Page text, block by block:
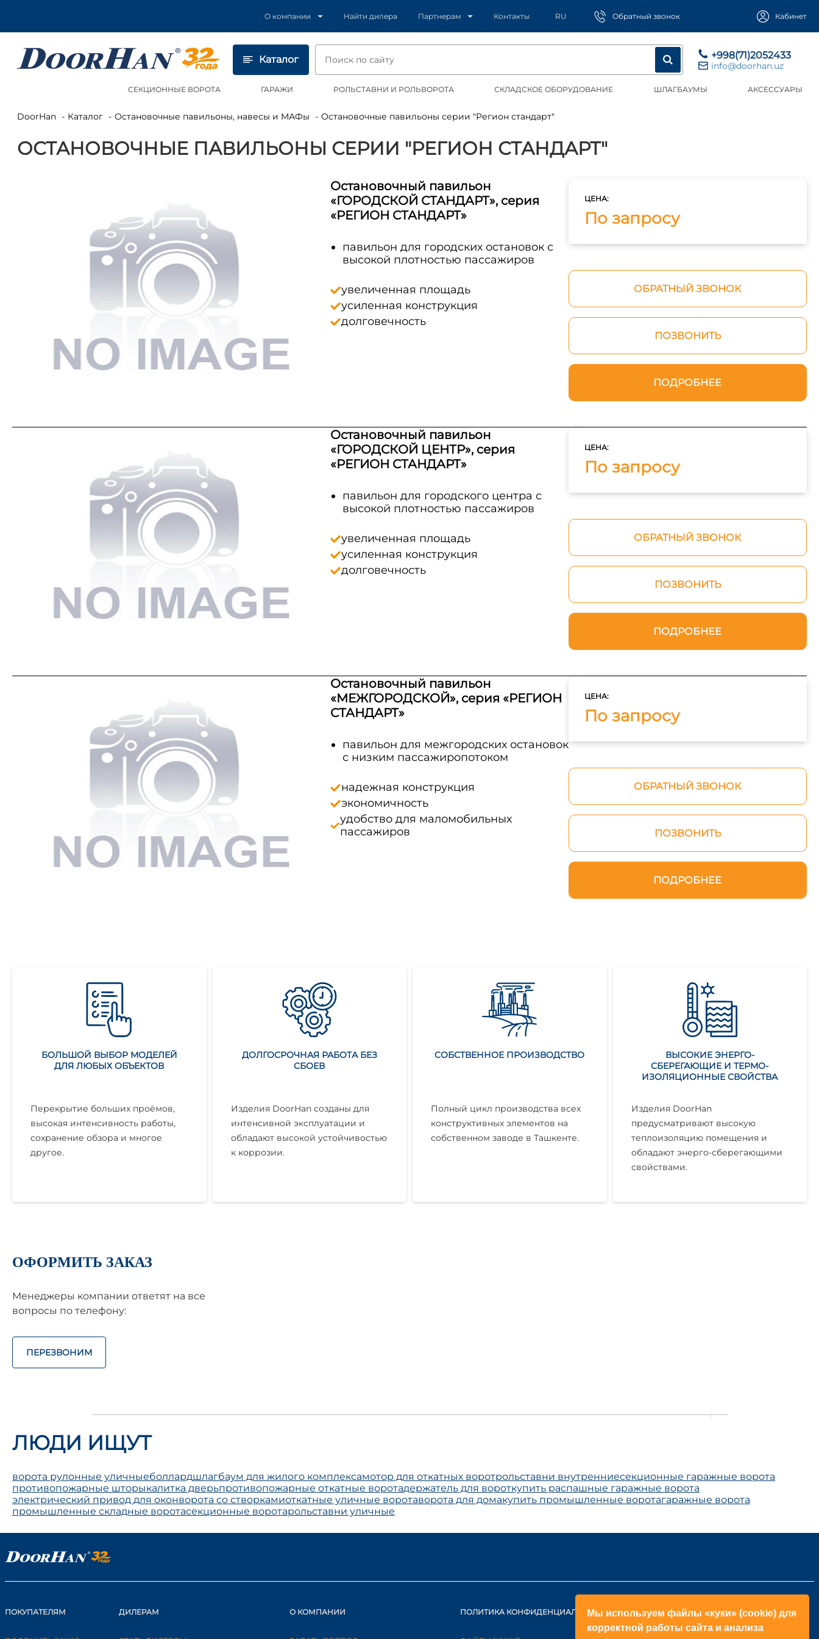
Мы используем файлы «куки» (cookie) для
корректной работы сайта и анализа
О компании Найти дилера Партнерам Контакты RU Обратный звонок Кабинет
Каталог +998(71)2052433
info@doorhan.uz
СЕКЦИОННЫЕ ВОРОТА ГАРАЖИ РОЛЬСТАВНИ И РОЛЬВОРОТА СКЛАДСКОЕ ОБОРУДОВАНИЕ ШЛАГБАУМЫ АКСЕССУАРЫ
DoorHan Каталог Остановочные павильоны, навесы и МАФы Остановочные павильоны серии "Регион стандарт"
ОСТАНОВОЧНЫЕ ПАВИЛЬОНЫ СЕРИИ "РЕГИОН СТАНДАРТ"
Остановочный павильон
«ГОРОДСКОЙ СТАНДАРТ», серия
«РЕГИОН СТАНДАРТ»
павильон для городских остановок с
высокой плотностью пассажиров
увеличенная площадь
усиленная конструкция
долговечность
ЦЕНА:
По запросу
ОБРАТНЫЙ ЗВОНОК
ПОЗВОНИТЬ
ПОДРОБНЕЕ
Остановочный павильон
«ГОРОДСКОЙ ЦЕНТР», серия
«РЕГИОН СТАНДАРТ»
павильон для городского центра с
высокой плотностью пассажиров
увеличенная площадь
усиленная конструкция
долговечность
ЦЕНА:
По запросу
ОБРАТНЫЙ ЗВОНОК
ПОЗВОНИТЬ
ПОДРОБНЕЕ
Остановочный павильон
«МЕЖГОРОДСКОЙ», серия «РЕГИОН
СТАНДАРТ»
павильон для межгородских остановок
с низким пассажиропотоком
надежная конструкция
экономичность
удобство для маломобильных
пассажиров
ЦЕНА:
По запросу
ОБРАТНЫЙ ЗВОНОК
ПОЗВОНИТЬ
ПОДРОБНЕЕ
БОЛЬШОЙ ВЫБОР МОДЕЛЕЙ
ДЛЯ ЛЮБЫХ ОБЪЕКТОВ
Перекрытие больших проёмов,
высокая интенсивность работы,
сохранение обзора и многое
другое.
ДОЛГОСРОЧНАЯ РАБОТА БЕЗ
СБОЕВ
Изделия DoorHan созданы для
интенсивной эксплуатации и
обладают высокой устойчивостью
к коррозии.
СОБСТВЕННОЕ ПРОИЗВОДСТВО
Полный цикл производства всех
конструктивных элементов на
собственном заводе в Ташкенте.
ВЫСОКИЕ ЭНЕРГО-
СБЕРЕГАЮЩИЕ И ТЕРМО-
ИЗОЛЯЦИОННЫЕ СВОЙСТВА
Изделия DoorHan
предусматривают высокую
теплоизоляцию помещения и
обладают энерго-сберегающими
свойствами.
ОФОРМИТЬ ЗАКАЗ
Менеджеры компании ответят на все
вопросы по телефону:
ПЕРЕЗВОНИМ
ЛЮДИ ИЩУТ
ворота рулонные уличныеболлардшлагбаум для жилого комплексамотор для откатных воротрольставни внутренниесекционные гаражные ворота
противопожарные шторыкалитка дверьпротивопожарные откатные воротадержатель для вороткупить распашные гаражные ворота
электрический привод для оконворота со створкамиоткатные уличные воротаворота для домакупить промышленные воротагаражные ворота
промышленные складные воротасекционные воротарольставни уличные
ПОКУПАТЕЛЯМ ДИЛЕРАМ О КОМПАНИИ ПОЛИТИКА КОНФИДЕНЦИАЛЬНОСТИ КОНТАКТЫ